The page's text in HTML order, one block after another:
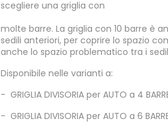
scegliere una griglia con
molte barre. La griglia con 10 barre è
sedili anteriori, per coprire lo spazio
anche lo spazio problematico tra i
Disponibile nelle varianti a:
- GRIGLIA DIVISORIA per AUTO a 4
- GRIGLIA DIVISORIA per AUTO a 6